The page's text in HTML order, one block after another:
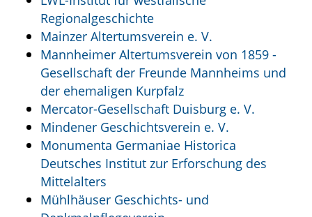
Regionalgeschichte
Mainzer Altertumsverein e. V.
Mannheimer Altertumsverein von 1859 -
Gesellschaft der Freunde Mannheims und
der ehemaligen Kurpfalz
Mercator-Gesellschaft Duisburg e. V.
Mindener Geschichtsverein e. V.
Monumenta Germaniae Historica
Deutsches Institut zur Erforschung des
Mittelalters
Mühlhäuser Geschichts- und